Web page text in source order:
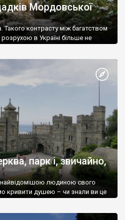
Мордовської
Такого контрасту між багатством
в Україні більше не
парк і, звичайно,
людиною свого
кривити душею – чи знали ви це